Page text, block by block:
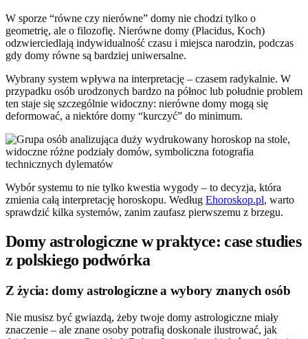
W sporze “równe czy nierówne” domy nie chodzi tylko o
geometrię, ale o filozofię. Nierówne domy (Placidus, Koch)
odzwierciedlają indywidualność czasu i miejsca narodzin, podczas
gdy domy równe są bardziej uniwersalne.
Wybrany system wpływa na interpretację – czasem radykalnie. W
przypadku osób urodzonych bardzo na północ lub południe problem
ten staje się szczególnie widoczny: nierówne domy mogą się
deformować, a niektóre domy “kurczyć” do minimum.
Wybór systemu to nie tylko kwestia wygody – to decyzja, która
zmienia całą interpretację horoskopu. Według Ehoroskop.pl, warto
sprawdzić kilka systemów, zanim zaufasz pierwszemu z brzegu.
Domy astrologiczne w praktyce: case studies
z polskiego podwórka
Z życia: domy astrologiczne a wybory znanych osób
Nie musisz być gwiazdą, żeby twoje domy astrologiczne miały
znaczenie – ale znane osoby potrafią doskonale ilustrować, jak